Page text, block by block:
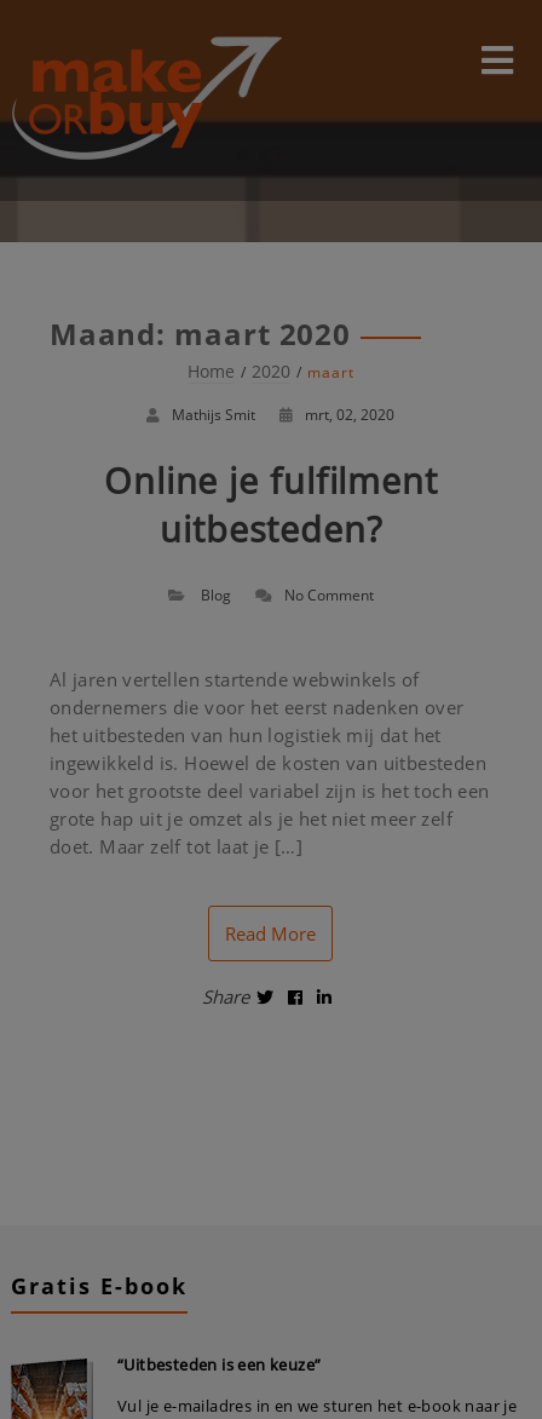
content
Maand: maart 2020
Home 2020 maart
Mathijs Smit mrt, 02, 2020
Online je fulfilment
uitbesteden?
Blog No Comment
Al jaren vertellen startende webwinkels of
ondernemers die voor het eerst nadenken over
het uitbesteden van hun logistiek mij dat het
ingewikkeld is. Hoewel de kosten van uitbesteden
voor het grootste deel variabel zijn is het toch een
grote hap uit je omzet als je het niet meer zelf
doet. Maar zelf tot laat je […]
Read More
Share
Gratis E-book
“Uitbesteden is een keuze”
Vul je e-mailadres in en we sturen het e-book naar je